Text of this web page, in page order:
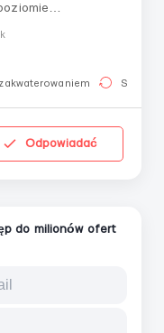
Gdzie
plastikowych dla
Stała
Odpowiadać
do milionów ofert